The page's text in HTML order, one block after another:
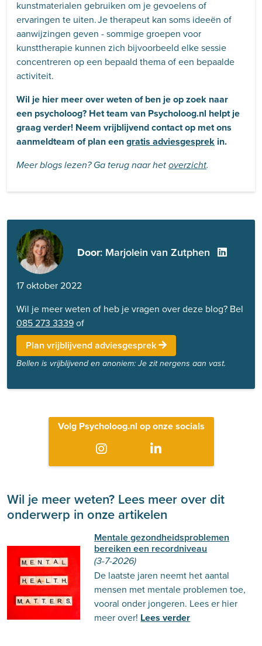
kunstmaterialen gebruiken om je gevoelens of
ervaringen te uiten. Je therapeut kan soms ideeën of
aanwijzingen geven - sommige groepen voor
kunsttherapie kunnen zich bijvoorbeeld elke sessie
concentreren op een bepaald thema of een bepaalde
activiteit.
Wil je hier meer over weten of ben je op zoek naar
een psycholoog? Het team van Psycholoog.nl helpt je
graag verder! Neem vrijblijvend contact op met ons
aanmeldteam of plan eengratis adviesgesprek in.
Meer blogs lezen? Ga terug naar het overzicht.
Door: Marjolein van Zutphen
17 oktober 2022
Wil je meer weten of heb je vragen over deze blog? Bel
085 273 3339of
Plan vrijblijvend adviesgesprek
Bellen is vrijblijvend en anoniem: Je zit nergens aan vast.
Volg Psycholoog.nl op onze socials
Wil je meer weten? Lees meer over dit
onderwerp in onze artikelen
Mentale gezondheidsproblemen
bereiken een recordniveau
(3-7-2026)
De laatste jaren neemt het aantal
mensen met mentale problemen toe,
vooral onder jongeren. Lees er hier
meer over! Lees verder